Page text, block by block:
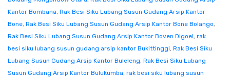
Kantor Bombana, Rak Besi Siku Lubang Susun Gudang Arsip Kantor
Bone, Rak Besi Siku Lubang Susun Gudang Arsip Kantor Bone Bolango,
Rak Besi Siku Lubang Susun Gudang Arsip Kantor Boven Digoel, rak
besi siku lubang susun gudang arsip kantor Bukittinggi, Rak Besi Siku
Lubang Susun Gudang Arsip Kantor Buleleng, Rak Besi Siku Lubang
Susun Gudang Arsip Kantor Bulukumba, rak besi siku lubang susun